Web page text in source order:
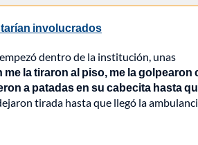
involucrados
dentro de la institución, unas
la tiraron al piso, me la golpearon
a patadas en su cabecita hasta
tirada hasta que llegó la